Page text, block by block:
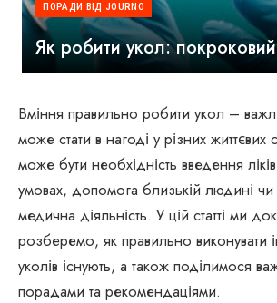
ПОРАДИ ВІД JOURNO
Як робити укол:
Вміння правильно робити укол –
може стати в нагоді у різних життєвих
може бути необхідність введення
умовах, допомога близькій людині
медична діяльність. У цій статті ми
розберемо, як правильно виконувати
уколів існують, а також поділимося
порадами та рекомендаціями.